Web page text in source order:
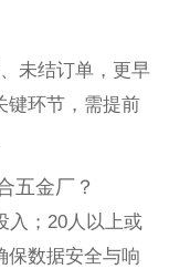
未结订单，更早
键环节，需提前
五金厂？
入；20人以上或
保数据安全与响